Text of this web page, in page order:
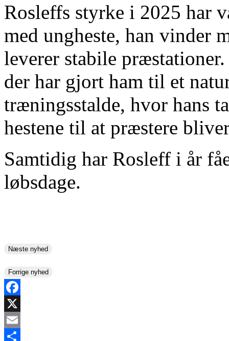
Rosleffs styrke i 2025 har
med ungheste, han vinder
leverer stabile
der har gjort ham til et
træningsstalde, hvor hans
hestene til at præstere
Samtidig har Rosleff i år
løbsdage.
Næste nyhed
Forrige nyhed
Facebook
X
Email